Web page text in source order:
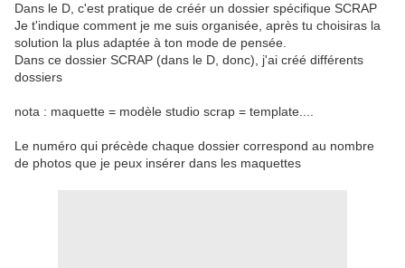
Dans le D, c'est pratique de créér un dossier spécifique SCRAP
Je t'indique comment je me suis organisée, après tu choisiras la
solution la plus adaptée à ton mode de pensée.
Dans ce dossier SCRAP (dans le D, donc), j'ai créé différents
dossiers
nota : maquette = modèle studio scrap = template....
Le numéro qui précède chaque dossier correspond au nombre
de photos que je peux insérer dans les maquettes